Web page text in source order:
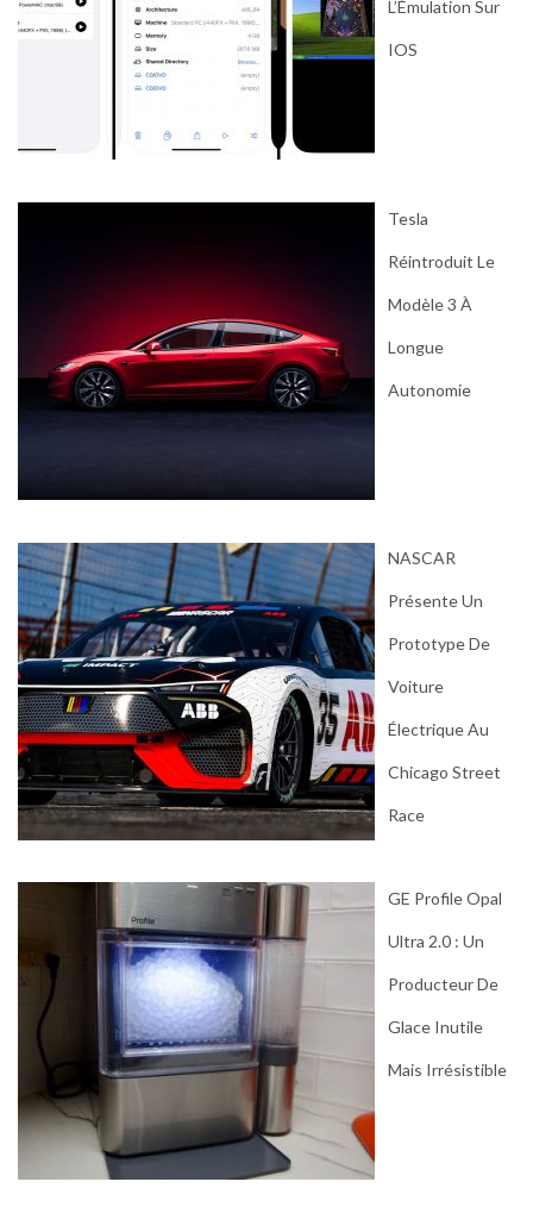
L’Émulation Sur
IOS
Tesla
Réintroduit Le
Modèle 3 À
Longue
Autonomie
NASCAR
Présente Un
Prototype De
Voiture
Électrique Au
Chicago Street
Race
GE Profile Opal
Ultra 2.0 : Un
Producteur De
Glace Inutile
Mais Irrésistible